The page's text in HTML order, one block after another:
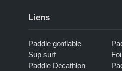
Liens
Paddle gonflable
Sup surf
Paddle Decathlon